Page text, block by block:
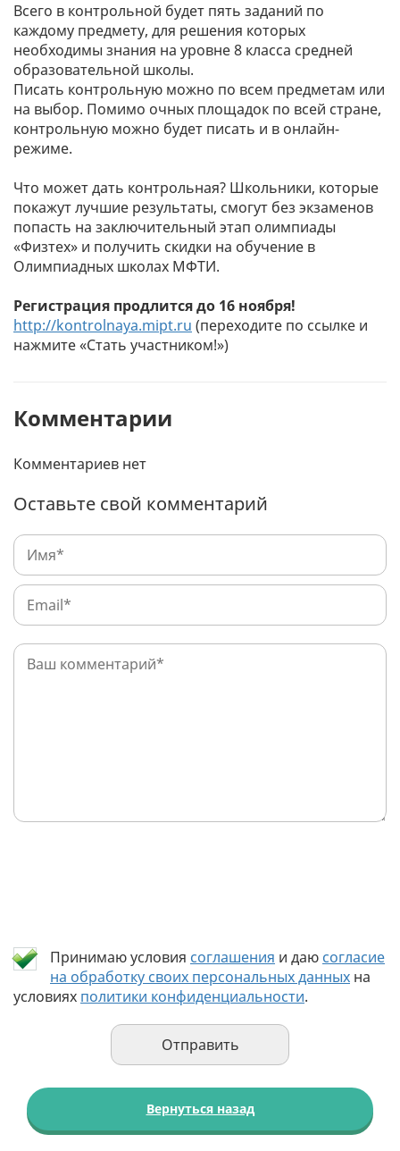
Всего в контрольной будет пять заданий по
каждому предмету, для решения которых
необходимы знания на уровне 8 класса средней
образовательной школы.
Писать контрольную можно по всем предметам или
на выбор. Помимо очных площадок по всей стране,
контрольную можно будет писать и в онлайн-
режиме.
Что может дать контрольная? Школьники, которые
покажут лучшие результаты, смогут без экзаменов
попасть на заключительный этап олимпиады
«Физтех» и получить скидки на обучение в
Олимпиадных школах МФТИ.
Регистрация продлится до 16 ноября!
http://kontrolnaya.mipt.ru (переходите по ссылке и
нажмите «Стать участником!»)
Комментарии
Комментариев нет
Оставьте свой комментарий
Принимаю условия соглашения и даю согласие
на обработку своих персональных данных на
условиях политики конфиденциальности.
Вернуться назад